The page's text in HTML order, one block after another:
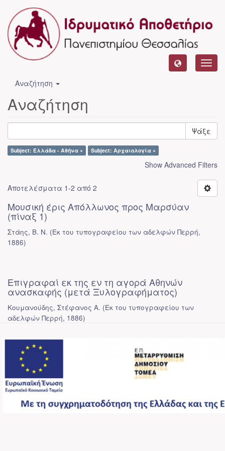
Αναζήτηση
Αναζήτηση
Ψάξε
Subject: Ελλάδα - Αθήνα × Subject: Αρχαιολογία ×
Show Advanced Filters
Αποτελέσματα 1-2 από 2
Μουσική έρις Απόλλωνος προς Μαρσύαν
(πίναξ 1)
Στάης, Β. Ν. (Εκ του τυπογραφείου των αδελφών Περρή,
1886)
Επιγραφαί εκ της εν τη αγορά Αθηνών
ανασκαφής (μετά Ξυλογραφήματος)
Κουμανούδης, Στέφανος Α. (Εκ του τυπογραφείου των
αδελφών Περρή, 1886)